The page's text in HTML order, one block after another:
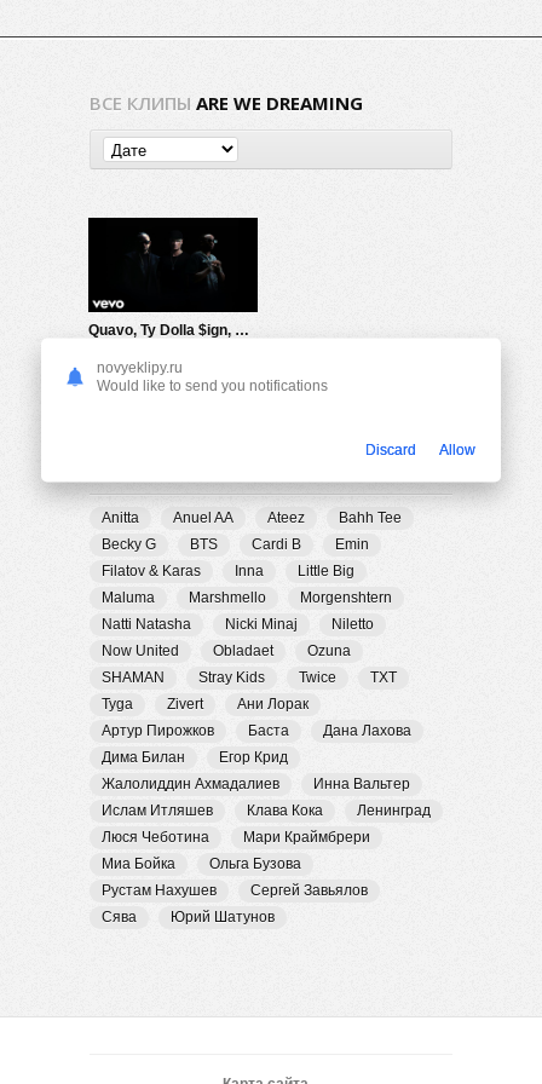
ВСЕ КЛИПЫ ARE WE DREAMING
Quavo, Ty Dolla $ign, ARE WE DREAMING — If I Fall (OST Transformers One)
Anitta Anuel AA Ateez
Bahh Tee
Becky G
BTS Cardi B
Emin
Filatov & Karas
Inna
Little Big
Maluma
Marshmello
Morgenshtern
Natti Natasha
Nicki Minaj
Niletto
Now United
Obladaet
Ozuna
SHAMAN
Stray Kids Twice
TXT
Tyga
Zivert
Ани Лорак
Артур Пирожков
Баста
Дана Лахова
Дима Билан
Егор Крид
Жалолиддин Ахмадалиев
Инна Вальтер
Ислам Итляшев
Клава Кока
Ленинград
Люся Чеботина
Мари Краймбрери
Миа Бойка
Ольга Бузова
Рустам Нахушев
Сергей Завьялов
Сява
Юрий Шатунов
novyeklipy.ru
Would like to send you notifications
Discard Allow